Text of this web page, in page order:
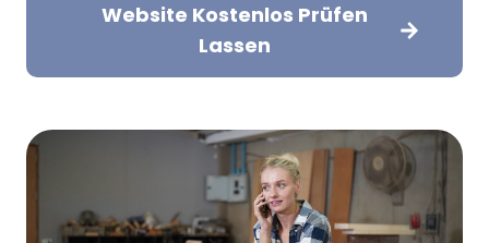
Website Kostenlos Prüfen
Lassen